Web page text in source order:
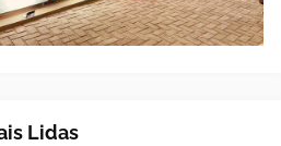
Lidas